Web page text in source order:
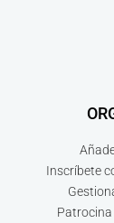
Inscríbete
Patrocina